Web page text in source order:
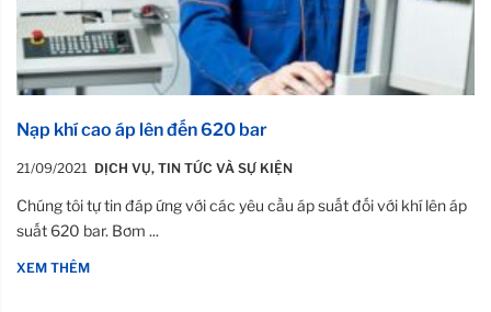
Nạp khí cao áp lên đến 620 bar
21/09/2021 DỊCH VỤ, TIN TỨC VÀ SỰ KIỆN
Chúng tôi tự tin đáp ứng với các yêu cầu áp suất đối với khí lên áp
suất 620 bar. Bơm ...
XEM THÊM